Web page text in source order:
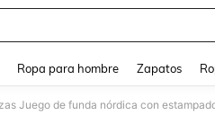
Ropa para hombre Zapatos